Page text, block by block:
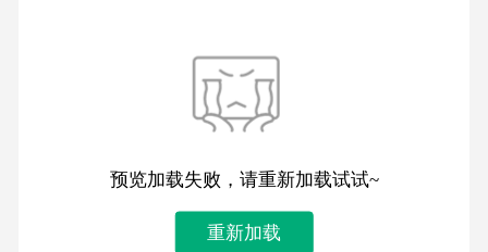
预览加载失败，请重新加载试试~
重新加载